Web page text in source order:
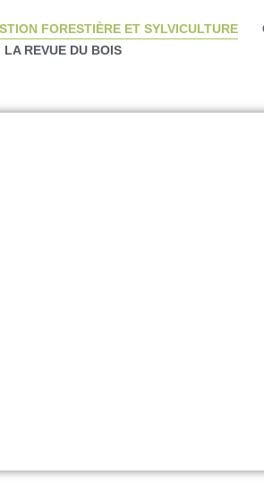
FORESTIÈRE ET SYLVICULTURE
LA REVUE DU BOIS